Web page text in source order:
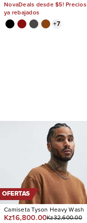
NovaDeals desde $5! Precios
ya rebajados
+7
OFERTAS
Camiseta Tyson Heavy Wash
Kz16,800.00Kz32,600.00